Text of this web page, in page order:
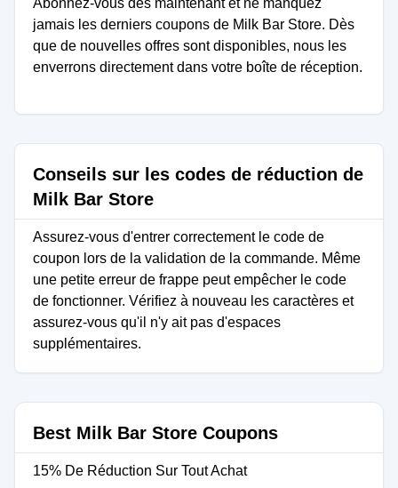
Abonnez-vous dès maintenant et ne manquez
jamais les derniers coupons de Milk Bar Store. Dès
que de nouvelles offres sont disponibles, nous les
enverrons directement dans votre boîte de réception.
Conseils sur les codes de réduction de
Milk Bar Store
Assurez-vous d'entrer correctement le code de
coupon lors de la validation de la commande. Même
une petite erreur de frappe peut empêcher le code
de fonctionner. Vérifiez à nouveau les caractères et
assurez-vous qu'il n'y ait pas d'espaces
supplémentaires.
Best Milk Bar Store Coupons
15% De Réduction Sur Tout Achat